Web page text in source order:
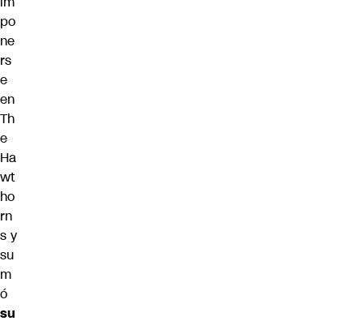
po
ne
rs
e
en
Th
e
Ha
wt
ho
rn
s y
su
m
ó
su